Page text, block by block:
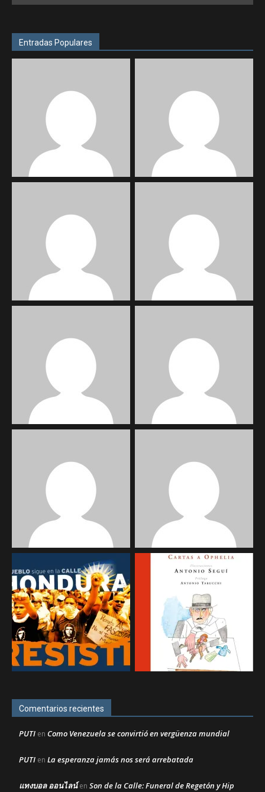
Entradas Populares
Comentarios recientes
PUTI en Como Venezuela se convirtió en vergüenza mundial
PUTI en La esperanza jamás nos será arrebatada
แทงบอล ออนไลน์en Son de la Calle: Funeral de Regetón y Hip